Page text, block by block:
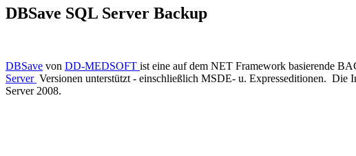
DBSave SQL Server Backup
DBSave von DD-MEDSOFT ist eine auf dem NET Framework basierende
Server Versionen unterstützt - einschließlich MSDE- u. Expresseditionen.
Server 2008.